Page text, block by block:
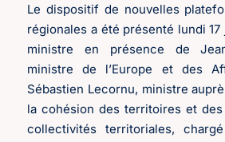
Le dispositif de nouvelles
régionales a été présenté lundi
ministre en présence de
ministre de l’Europe et des
Sébastien Lecornu, ministre
la cohésion des territoires et
collectivités territoriales,